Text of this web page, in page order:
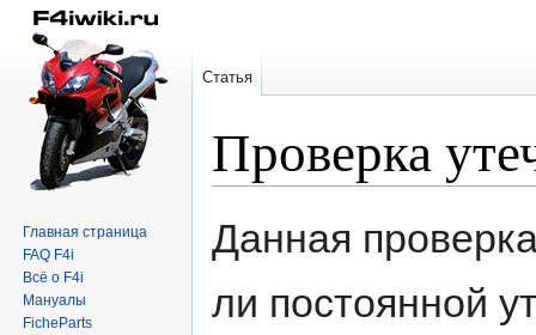
Проверка
к
к
Данная
ли постоянной
Статья
Главная страница
FAQ F4i
Всё о F4i
Мануалы
FicheParts